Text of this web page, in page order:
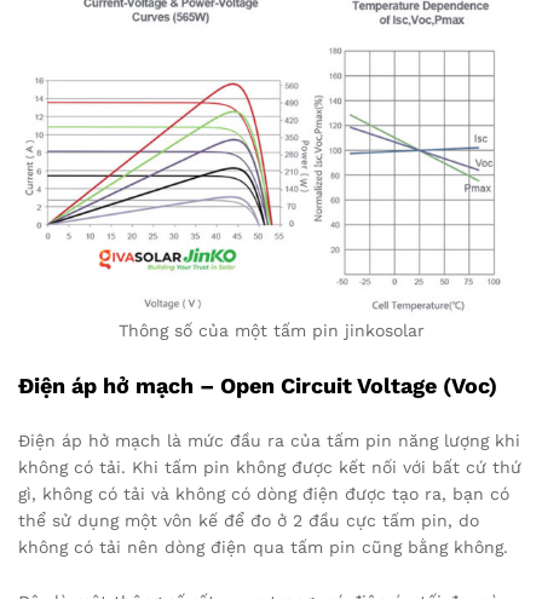
Thông số của một tấm pin jinkosolar
Điện áp hở mạch – Open Circuit Voltage (Voc)
Điện áp hở mạch là mức đầu ra của tấm pin năng lượng khi
không có tải. Khi tấm pin không được kết nối với bất cứ thứ
gì, không có tải và không có dòng điện được tạo ra, bạn có
thể sử dụng một vôn kế để đo ở 2 đầu cực tấm pin, do
không có tải nên dòng điện qua tấm pin cũng bằng không.